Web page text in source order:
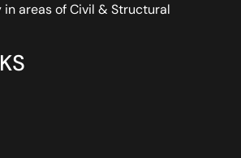
areas of Civil & Structural